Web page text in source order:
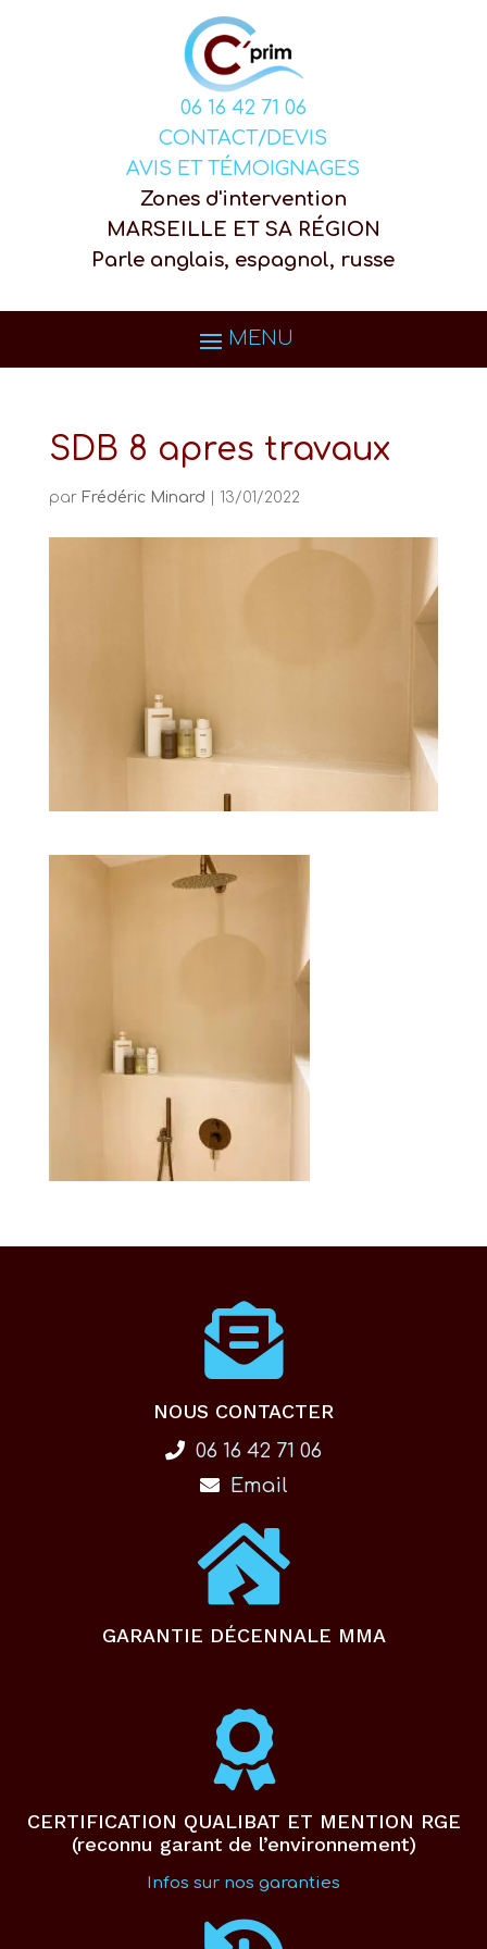
06 16 42 71 06
CONTACT/DEVIS
AVIS ET TÉMOIGNAGES
Zones d'intervention
MARSEILLE ET SA RÉGION
Parle anglais, espagnol, russe
SDB 8 apres travaux
par Frédéric Minard 13/01/2022
NOUS CONTACTER
06 16 42 71 06
Email
GARANTIE DÉCENNALE MMA
CERTIFICATION QUALIBAT ET MENTION RGE
(reconnu garant de l’environnement)
Infos sur nos garanties